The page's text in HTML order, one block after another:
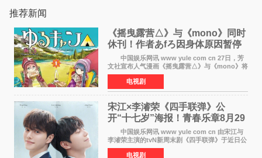
推荐新闻
《摇曳露营△》与《mono》同时
休刊！作者あfろ因身体原因暂停
双连载
中国娱乐网讯 www yule com cn 27日，芳
文社宣布人气漫画《摇曳露营△》与《mono》将
暂停连载一段时间，原因是漫画家あfろ身体状况
不佳。 编辑部表示：一直承蒙各位对
《mono》的喜爱，
电视剧
宋江×李濬荣《四手联弹》公
开“十七岁”海报！青春乐章8月29
日奏响
中国娱乐网讯 www yule com cn 由宋江与
李濬荣主演的tvN新周末剧《四手联弹》于近日公
开十七岁版海报，以充满青春气息的画面再度点
燃观众期待。 海报中，宋江与李濬荣并肩站
电视剧